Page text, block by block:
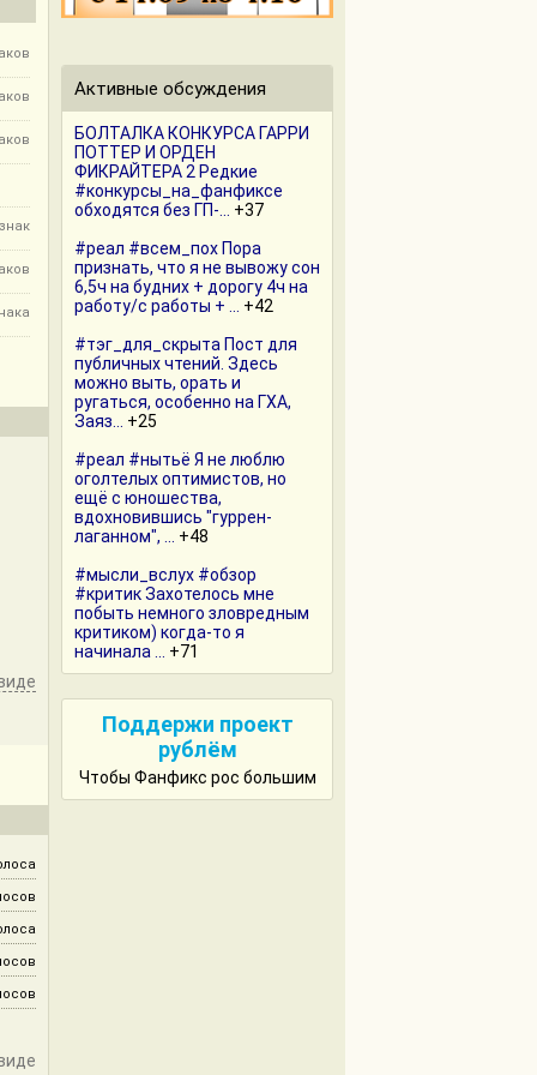
Активные обсуждения
БОЛТАЛКА КОНКУРСА ГАРРИ
ПОТТЕР И ОРДЕН
ФИКРАЙТЕРА 2 Редкие
#конкурсы_на_фанфиксе
обходятся без ГП-...
+37
#реал #всем_пох Пора
признать, что я не вывожу сон
6,5ч на будних + дорогу 4ч на
работу/с работы + ...
+42
#тэг_для_скрыта Пост для
публичных чтений. Здесь
можно выть, орать и
ругаться, особенно на ГХА,
Заяз...
+25
#реал #нытьё Я не люблю
оголтелых оптимистов, но
ещё с юношества,
вдохновившись "гуррен-
лаганном", ...
+48
#мысли_вслух #обзор
#критик Захотелось мне
побыть немного зловредным
критиком) когда-то я
начинала ...
+71
Поддержи проект
рублём
Чтобы Фанфикс рос большим